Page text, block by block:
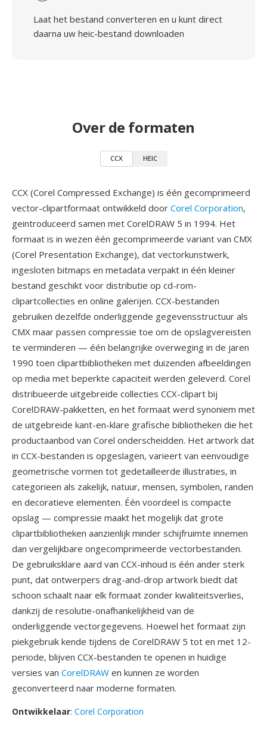
Laat het bestand converteren en u kunt direct
daarna uw heic-bestand downloaden
Over de formaten
CCX HEIC
CCX (Corel Compressed Exchange) is één gecomprimeerd
vector-clipartformaat ontwikkeld door Corel Corporation,
geintroduceerd samen met CorelDRAW 5 in 1994. Het
formaat is in wezen één gecomprimeerde variant van CMX
(Corel Presentation Exchange), dat vectorkunstwerk,
ingesloten bitmaps en metadata verpakt in één kleiner
bestand geschikt voor distributie op cd-rom-
clipartcollecties en online galerijen. CCX-bestanden
gebruiken dezelfde onderliggende gegevensstructuur als
CMX maar passen compressie toe om de opslagvereisten
te verminderen — één belangrijke overweging in de jaren
1990 toen clipartbibliotheken met duizenden afbeeldingen
op media met beperkte capaciteit werden geleverd. Corel
distribueerde uitgebreide collecties CCX-clipart bij
CorelDRAW-pakketten, en het formaat werd synoniem met
de uitgebreide kant-en-klare grafische bibliotheken die het
productaanbod van Corel onderscheidden. Het artwork dat
in CCX-bestanden is opgeslagen, varieert van eenvoudige
geometrische vormen tot gedetailleerde illustraties, in
categorieen als zakelijk, natuur, mensen, symbolen, randen
en decoratieve elementen. Één voordeel is compacte
opslag — compressie maakt het mogelijk dat grote
clipartbibliotheken aanzienlijk minder schijfruimte innemen
dan vergelijkbare ongecomprimeerde vectorbestanden.
De gebruiksklare aard van CCX-inhoud is één ander sterk
punt, dat ontwerpers drag-and-drop artwork biedt dat
schoon schaalt naar elk formaat zonder kwaliteitsverlies,
dankzij de resolutie-onafhankelijkheid van de
onderliggende vectorgegevens. Hoewel het formaat zijn
piekgebruik kende tijdens de CorelDRAW 5 tot en met 12-
periode, blijven CCX-bestanden te openen in huidige
versies van CorelDRAW en kunnen ze worden
geconverteerd naar moderne formaten.
Ontwikkelaar: Corel Corporation